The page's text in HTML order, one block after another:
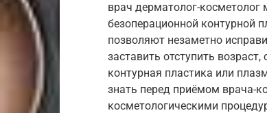
врач дерматолог-косметолог
безоперационной контурной
позволяют незаметно
заставить отступить
контурная пластика или
знать перед приёмом врача-
косметологическими